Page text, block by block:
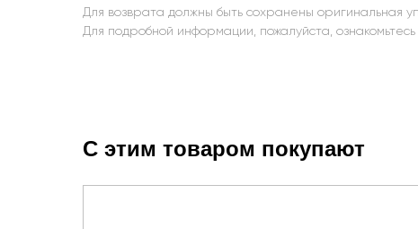
Для возврата должны быть сохранены оригинальная
Для подробной информации, пожалуйста,
С этим товаром покупают